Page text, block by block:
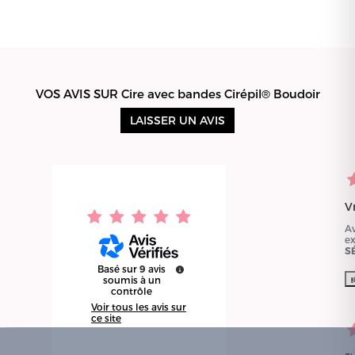
VOS AVIS SUR Cire avec bandes Cirépil® Boudoir
LAISSER UN AVIS
Basé sur 9 avis
soumis à un
contrôle
Voir tous les avis sur
ce site